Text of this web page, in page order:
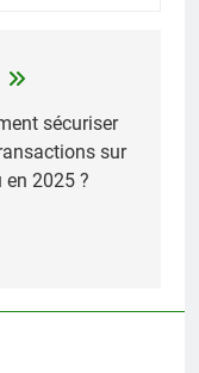
sécuriser
sur
en 2025 ?